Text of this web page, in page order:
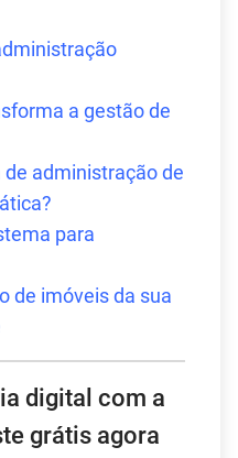
a gestão de
administração de
para
de imóveis da sua
digital com a
grátis agora